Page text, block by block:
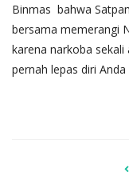
Binmas bahwa
bersama memerangi
karena narkoba
pernah lepas diri Anda